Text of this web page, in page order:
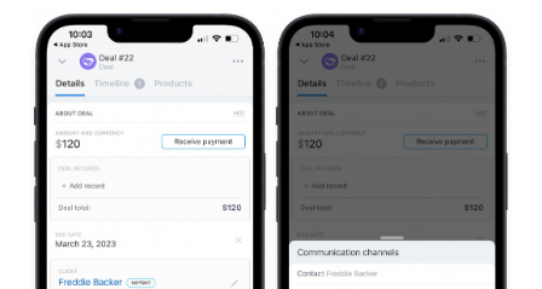
Siti e store
Online store
Dipendenti
Knowledge base